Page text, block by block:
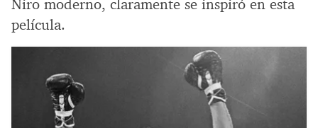
Niro moderno, claramente se inspiró en esta
película.